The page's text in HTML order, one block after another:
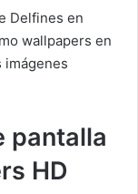
Delfines en
wallpapers en
imágenes
pantalla
HD